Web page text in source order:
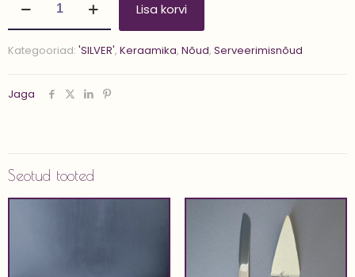
lillealus/pott
'ZIGY'
Lisa korvi
Kategooriad: 'SILVER', Keraamika, Nõud, Serveerimisnõud
Jaga
Seotud tooted